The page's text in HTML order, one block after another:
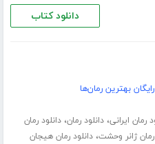
دانلود کتاب
رایگان بهترین رمان‌ها
رمان ایرانی،دانلود رمان،دانلود رمان
رمان ژانر وحشت،دانلود رمان هیجان